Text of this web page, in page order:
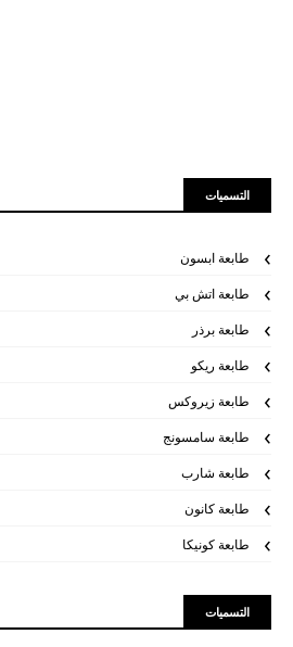
التسميات
طابعة ابسون
طابعة اتش بي
طابعة برذر
طابعة ريكو
طابعة زيروكس
طابعة سامسونج
طابعة شارب
طابعة كانون
طابعة كونيكا
التسميات